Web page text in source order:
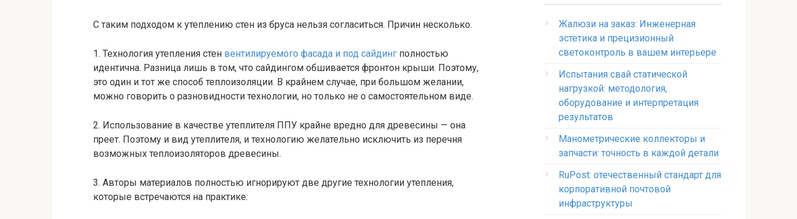
С таким подходом к утеплению стен из бруса нельзя согласиться. Причин несколько.
1. Технология утепления стен вентилируемого фасада и под сайдинг полностью
идентична. Разница лишь в том, что сайдингом обшивается фронтон крыши. Поэтому,
это один и тот же способ теплоизоляции. В крайнем случае, при большом желании,
можно говорить о разновидности технологии, но только не о самостоятельном виде.
2. Использование в качестве утеплителя ППУ крайне вредно для древесины — она
преет. Поэтому и вид утеплителя, и технологию желательно исключить из перечня
возможных теплоизоляторов древесины.
3. Авторы материалов полностью игнорируют две другие технологии утепления,
которые встречаются на практике:
Жалюзи на заказ: Инженерная
эстетика и прецизионный
светоконтроль в вашем интерьере
Испытания свай статической
нагрузкой: методология,
оборудование и интерпретация
результатов
Манометрические коллекторы и
запчасти: точность в каждой детали
RuPost: отечественный стандарт для
корпоративной почтовой
инфраструктуры